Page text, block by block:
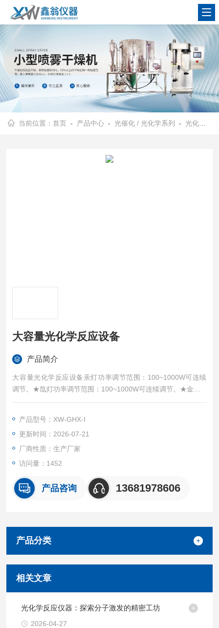
查看更多
当前位置：首页 - 产品中心 -光催化 / 光化学系列 -光化学反应仪
大容量光化学反应设备
产品简介
大容量光化学反应设备汞灯功率调节范围：100~1000W可连续
调节。★氙灯功率调节范围：100~1000W可连续调节。★金卤灯
功率调节范围：100~450W可连续调节。★玻璃反应器皿可以分
产品型号：XW-GHX-I
更新时间：2026-07-21
厂商性质：生产厂家
访问量：1452
产品咨询 13681978606
产品分类
相关文章
光化学反应仪器：探索分子激发的精密工坊
2026-04-27